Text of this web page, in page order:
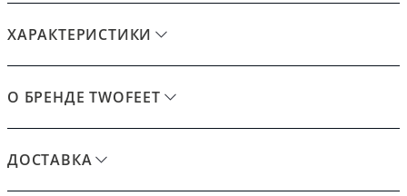
ХАРАКТЕРИСТИКИ
О БРЕНДЕ TWOFEET
ДОСТАВКА